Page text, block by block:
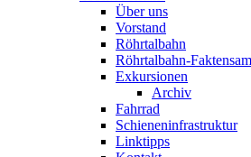
Über uns
Vorstand
Röhrtalbahn
Röhrtalbahn-
Exkursionen
Archiv
Fahrrad
Schieneninfrastruktur
Linktipps